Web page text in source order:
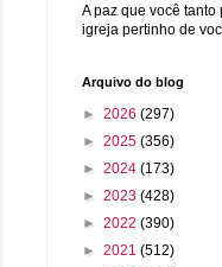
A paz que você
igreja pertinho de
Arquivo do blog
► 2026 (297)
► 2025 (356)
► 2024 (173)
► 2023 (428)
► 2022 (390)
► 2021 (512)